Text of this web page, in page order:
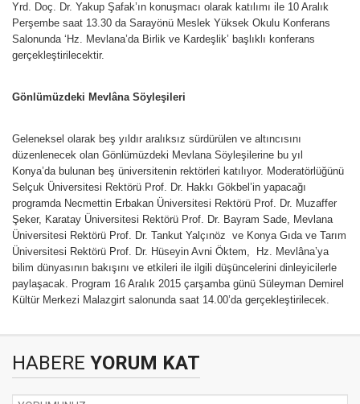
Yrd. Doç. Dr. Yakup Şafak’ın konuşmacı olarak katılımı ile 10 Aralık
Perşembe saat 13.30 da Sarayönü Meslek Yüksek Okulu Konferans
Salonunda ‘Hz. Mevlana’da Birlik ve Kardeşlik’ başlıklı konferans
gerçekleştirilecektir.
Gönlümüzdeki Mevlâna Söyleşileri
Geleneksel olarak beş yıldır aralıksız sürdürülen ve altıncısını
düzenlenecek olan Gönlümüzdeki Mevlana Söyleşilerine bu yıl
Konya’da bulunan beş üniversitenin rektörleri katılıyor. Moderatörlüğünü
Selçuk Üniversitesi Rektörü Prof. Dr. Hakkı Gökbel’in yapacağı
programda Necmettin Erbakan Üniversitesi Rektörü Prof. Dr. Muzaffer
Şeker, Karatay Üniversitesi Rektörü Prof. Dr. Bayram Sade, Mevlana
Üniversitesi Rektörü Prof. Dr. Tankut Yalçınöz ve Konya Gıda ve Tarım
Üniversitesi Rektörü Prof. Dr. Hüseyin Avni Öktem, Hz. Mevlâna’ya
bilim dünyasının bakışını ve etkileri ile ilgili düşüncelerini dinleyicilerle
paylaşacak. Program 16 Aralık 2015 çarşamba günü Süleyman Demirel
Kültür Merkezi Malazgirt salonunda saat 14.00’da gerçekleştirilecek.
HABERE YORUM KAT